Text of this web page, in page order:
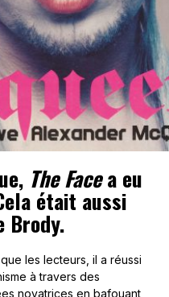
à travers des
novatrices en bafouant
dans la ligne direct de
de nourrir les lecteurs
servant d’un mouvement
afin de le refondre
contemporaine, Brody a
– dur et précis à
avec l’esthétique des
favorite du
la rédactrice Sheryl
des banlieues”.
province, mêlée à un